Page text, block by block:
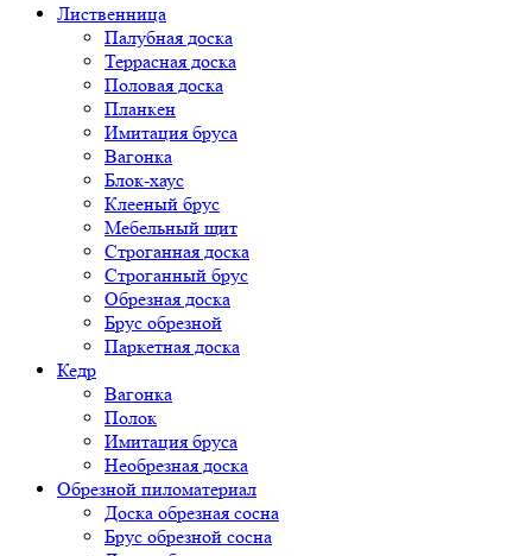
Лиственница
Палубная доска
Террасная доска
Половая доска
Планкен
Имитация бруса
Вагонка
Блок-хаус
Клееный брус
Мебельный щит
Строганная доска
Строганный брус
Обрезная доска
Брус обрезной
Паркетная доска
Кедр
Вагонка
Полок
Имитация бруса
Необрезная доска
Обрезной пиломатериал
Доска обрезная сосна
Брус обрезной сосна